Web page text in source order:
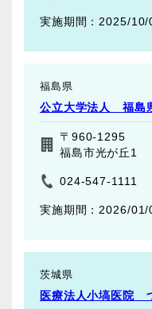
2025/10/
福島県
公立大学法人 福島
〒960-1295
福島市光が丘1
024-547-1111
2026/01/
茨城県
医療法人小塙医院